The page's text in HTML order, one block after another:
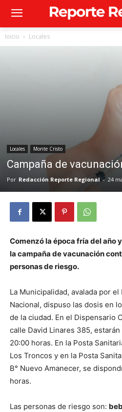
Inicio Locales
Locales Monte Cristo
Campaña de
Por Redacción Reporte Regional - 24
Comenzó la época fría del año
la campaña de vacunación
personas de riesgo.
La Municipalidad, avalada por
Nacional, dispuso las dosis en
de la ciudad. En el Dispensario
calle David Linares 385,
20:00 horas. En la Posta
Los Troncos y en la Posta
B° Nuevo Amanecer, se
horas.
Las personas de riesgo son: